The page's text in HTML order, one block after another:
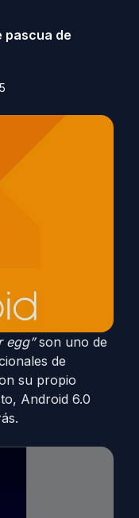
pascua de
egg”son uno de
de
su propio
Android 6.0